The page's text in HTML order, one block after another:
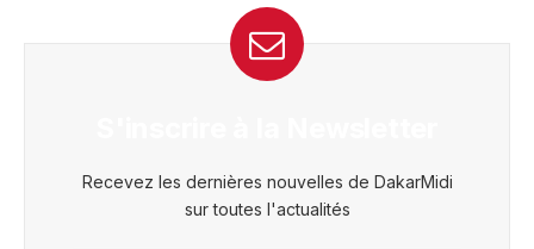
Recevez les dernières nouvelles de DakarMidi
sur toutes l'actualités